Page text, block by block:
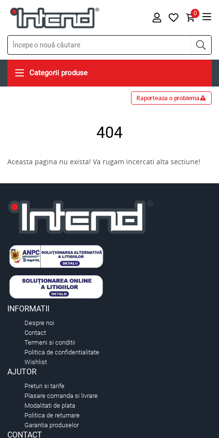
0
Categorii produse
Raporteaza o problema
404
Aceasta pagina nu exista! Va rugam incercati alta sectiune!
INFORMATII
Despre noi
Contact
Termeni si conditii
Politica de confidentialitate
Wishlist
AJUTOR
Preturi si tarife
Plasare comanda si livrare
Modalitati de plata
Politica de returnare
Garantia produselor
CONTACT